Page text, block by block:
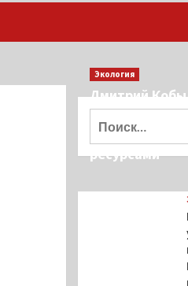
Экология
Дмитрий
создает
единые
ресурсами